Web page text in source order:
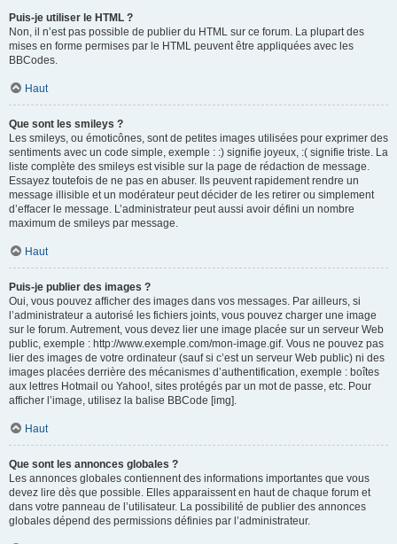
Puis-je utiliser le HTML ?
Non, il n’est pas possible de publier du HTML sur ce forum. La plupart des
mises en forme permises par le HTML peuvent être appliquées avec les
BBCodes.
Haut
Que sont les smileys ?
Les smileys, ou émoticônes, sont de petites images utilisées pour exprimer des
sentiments avec un code simple, exemple : :) signifie joyeux, :( signifie triste. La
liste complète des smileys est visible sur la page de rédaction de message.
Essayez toutefois de ne pas en abuser. Ils peuvent rapidement rendre un
message illisible et un modérateur peut décider de les retirer ou simplement
d’effacer le message. L’administrateur peut aussi avoir défini un nombre
maximum de smileys par message.
Haut
Puis-je publier des images ?
Oui, vous pouvez afficher des images dans vos messages. Par ailleurs, si
l’administrateur a autorisé les fichiers joints, vous pouvez charger une image
sur le forum. Autrement, vous devez lier une image placée sur un serveur Web
public, exemple : http://www.exemple.com/mon-image.gif. Vous ne pouvez pas
lier des images de votre ordinateur (sauf si c’est un serveur Web public) ni des
images placées derrière des mécanismes d’authentification, exemple : boîtes
aux lettres Hotmail ou Yahoo!, sites protégés par un mot de passe, etc. Pour
afficher l’image, utilisez la balise BBCode [img].
Haut
Que sont les annonces globales ?
Les annonces globales contiennent des informations importantes que vous
devez lire dès que possible. Elles apparaissent en haut de chaque forum et
dans votre panneau de l’utilisateur. La possibilité de publier des annonces
globales dépend des permissions définies par l’administrateur.